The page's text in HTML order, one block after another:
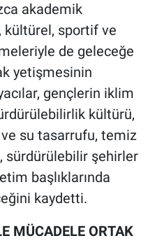
akademik
kültürel, sportif ve
de geleceğe
yetişmesinin
gençlerin iklim
kültürü,
ve su tasarrufu, temiz
sürdürülebilir şehirler
başlıklarında
kaydetti.
MÜCADELE ORTAK